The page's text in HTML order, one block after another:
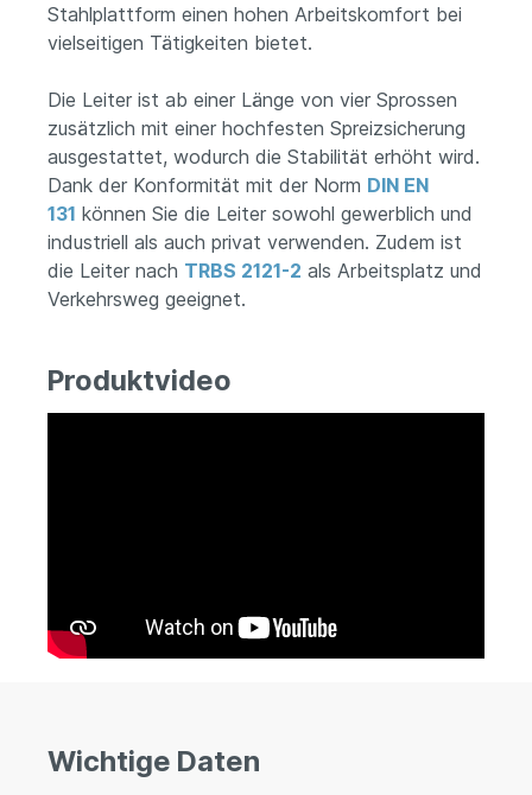
Stahlplattform einen hohen Arbeitskomfort bei
vielseitigen Tätigkeiten bietet.
Die Leiter ist ab einer Länge von vier Sprossen
zusätzlich mit einer hochfesten Spreizsicherung
ausgestattet, wodurch die Stabilität erhöht wird.
Dank der Konformität mit der Norm DIN EN
131 können Sie die Leiter sowohl gewerblich und
industriell als auch privat verwenden. Zudem ist
die Leiter nach TRBS 2121-2 als Arbeitsplatz und
Verkehrsweg geeignet.
Produktvideo
Wichtige Daten